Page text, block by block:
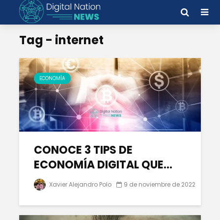
Tag - internet
ECONOMÍA
CONOCE 3 TIPS DE
ECONOMÍA DIGITAL QUE...
Xavier Alejandro Polo 9 de noviembre de 2022